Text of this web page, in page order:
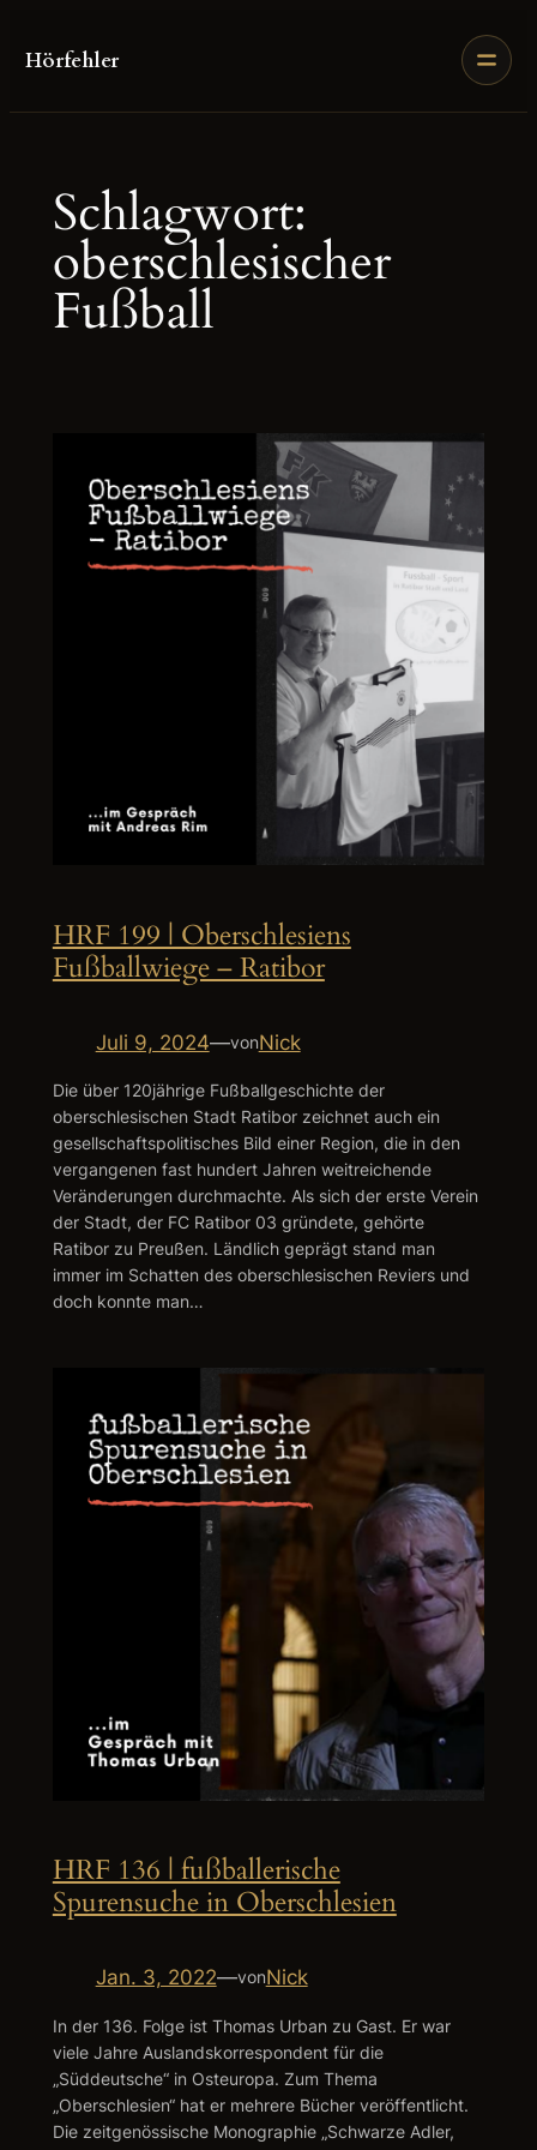
Inhalt
Hörfehler
Schlagwort:
oberschlesischer
Fußball
HRF 199 | Oberschlesiens
Fußballwiege – Ratibor
Juli 9, 2024—vonNick
Die über 120jährige Fußballgeschichte der
oberschlesischen Stadt Ratibor zeichnet auch ein
gesellschaftspolitisches Bild einer Region, die in den
vergangenen fast hundert Jahren weitreichende
Veränderungen durchmachte. Als sich der erste Verein
der Stadt, der FC Ratibor 03 gründete, gehörte
Ratibor zu Preußen. Ländlich geprägt stand man
immer im Schatten des oberschlesischen Reviers und
doch konnte man…
HRF 136 | fußballerische
Spurensuche in Oberschlesien
Jan. 3, 2022—vonNick
In der 136. Folge ist Thomas Urban zu Gast. Er war
viele Jahre Auslandskorrespondent für die
„Süddeutsche“ in Osteuropa. Zum Thema
„Oberschlesien“ hat er mehrere Bücher veröffentlicht.
Die zeitgenössische Monographie „Schwarze Adler,